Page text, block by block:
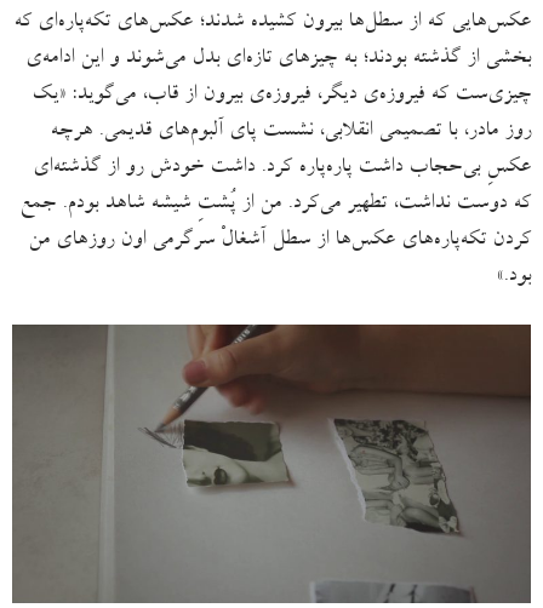
عکس‌هایی که از سطل‌ها بیرون کشیده شدند؛ عکس‌های تکه‌پاره‌ای که
بخشی از گذشته بودند؛ به چیزهای تازه‌‌ای بدل می‌شوند و این ادامه‌ی
چیزی‌ست که فیروزه‌ی دیگر، فیروزه‌ی بیرون از قاب، می‌گوید: «یک
روز مادر، با تصمیمی انقلابی، نشست پای آلبوم‌های قدیمی. هرچه
عکسِ بی‌حجاب داشت پاره‌پاره کرد. داشت خودش رو از گذشته‌ای
که دوست نداشت، تطهیر می‌کرد. من از پُشتِ شیشه شاهد بودم. جمع
کردن تکه‌پاره‌های عکس‌ها از سطل آشغالْ سرگرمی اون روزهای من
بود.»